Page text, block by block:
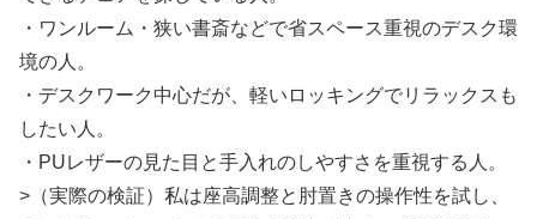
・ワンルーム・狭い書斎などで省スペース重視のデスク環
境の人。
・デスクワーク中心だが、軽いロッキングでリラックスも
したい人。
・PUレザーの見た目と手入れのしやすさを重視する人。
>（実際の検証）私は座高調整と肘置きの操作性を試し、